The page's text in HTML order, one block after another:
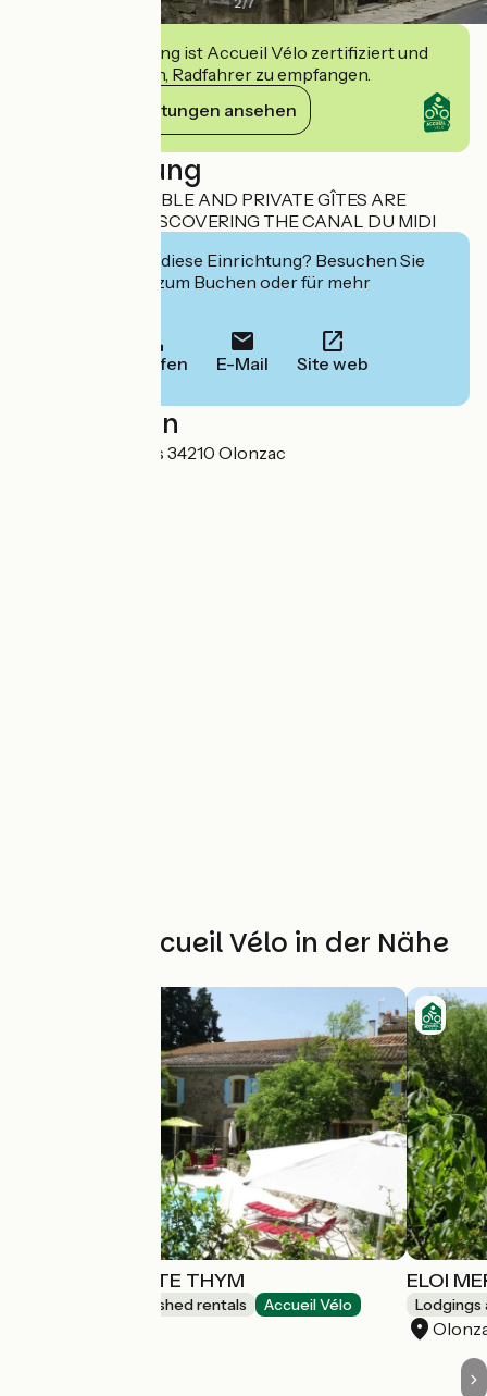
Diese Einrichtung ist Accueil Vélo zertifiziert und
verpflichtet sich, Radfahrer zu empfangen.
Ihre Verpflichtungen ansehen
Beschreibung
OUR COMFORTABLE AND PRIVATE GÎTES ARE
PERFECT FOR DISCOVERING THE CANAL DU MIDI
Interessiert Sie diese Einrichtung? Besuchen Sie
deren Website zum Buchen oder für mehr
Anrufen E-Mail Site web
Localisation
1 Avenue d'Homps 34210 Olonzac
Weitere Accueil Vélo in der Nähe
ELOI MERLE-GÎTE THYM
Lodgings and furnished rentals Accueil Vélo
ELOI
Lodgings